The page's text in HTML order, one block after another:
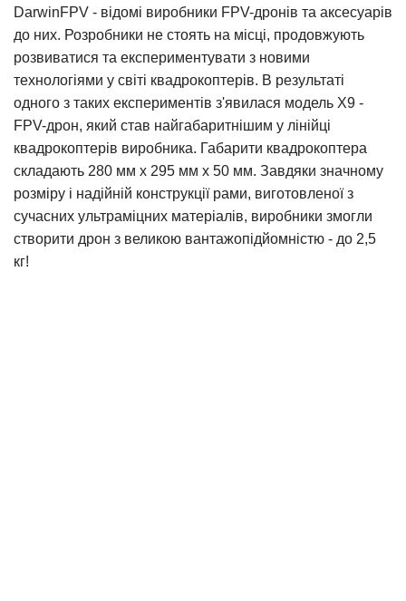
DarwinFPV - відомі виробники FPV-дронів та аксесуарів
до них. Розробники не стоять на місці, продовжують
розвиватися та експериментувати з новими
технологіями у світі квадрокоптерів. В результаті
одного з таких експериментів з'явилася модель X9 -
FPV-дрон, який став найгабаритнішим у лінійці
квадрокоптерів виробника. Габарити квадрокоптера
складають 280 мм x 295 мм x 50 мм. Завдяки значному
розміру і надійній конструкції рами, виготовленої з
сучасних ультраміцних матеріалів, виробники змогли
створити дрон з великою вантажопідйомністю - до 2,5
кг!